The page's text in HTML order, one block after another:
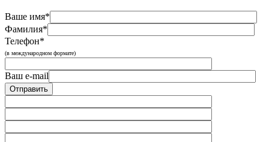
Ваше имя*
Фамилия*
Телефон*
(в международном формате)
Ваш e-mail